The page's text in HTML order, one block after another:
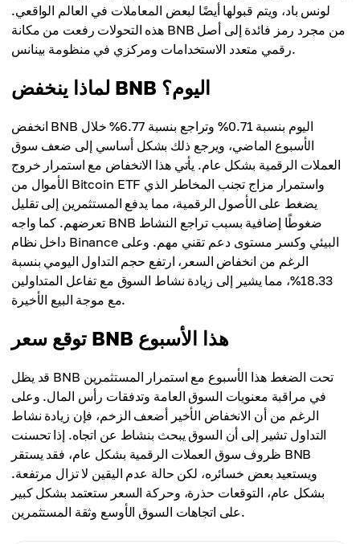
لونس باد، ويتم قبولها أيضًا لبعض المعاملات في العالم الواقعي.
هذه التحولات رفعت من مكانة BNB من مجرد رمز فائدة إلى أصل
رقمي متعدد الاستخدامات ومركزي في منظومة بينانس.
لماذا ينخفض BNB اليوم؟
انخفض BNB اليوم بنسبة 0.71% وتراجع بنسبة 6.77% خلال
الأسبوع الماضي، ويرجع ذلك بشكل أساسي إلى ضعف سوق
العملات الرقمية بشكل عام. يأتي هذا الانخفاض مع استمرار خروج
الأموال من Bitcoin ETF واستمرار مزاج تجنب المخاطر الذي
يضغط على الأصول الرقمية، مما يدفع المستثمرين إلى تقليل
تعرضهم. كما واجه BNB ضغوطًا إضافية بسبب تراجع النشاط
داخل نظام Binance البيئي وكسر مستوى دعم تقني مهم. وعلى
الرغم من انخفاض السعر، ارتفع حجم التداول اليومي بنسبة
18.33%، مما يشير إلى زيادة نشاط السوق مع تفاعل المتداولين
مع موجة البيع الأخيرة.
توقع سعر BNB هذا الأسبوع
قد يظل BNB تحت الضغط هذا الأسبوع مع استمرار المستثمرين
في مراقبة معنويات السوق العامة وتدفقات رأس المال. وعلى
الرغم من أن الانخفاض الأخير أضعف الزخم، فإن زيادة نشاط
التداول تشير إلى أن السوق يبحث بنشاط عن اتجاه. إذا تحسنت
ظروف سوق العملات الرقمية بشكل عام، فقد يستقر BNB
ويستعيد بعض خسائره، لكن حالة عدم اليقين لا تزال مرتفعة.
بشكل عام، التوقعات حذرة، وحركة السعر ستعتمد بشكل كبير
على اتجاهات السوق الأوسع وثقة المستثمرين.